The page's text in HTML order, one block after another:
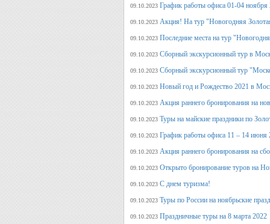
09.10.2023 График работы офиса 01-04 ноября
09.10.2023 Акция! На тур "Новогодняя
09.10.2023 Последние места на тур
09.10.2023 Сборный экскурсионный тур в
09.10.2023 Сборный экскурсионный тур
09.10.2023 Новый год и Рождество 2021 в
09.10.2023 Акция раннего бронирования на
09.10.2023 Туры на майские праздники по
09.10.2023 График работы офиса 11 – 14 июня
09.10.2023 Акция раннего бронирования на
09.10.2023 Открыто бронирование туров на
09.10.2023 С днем туризма!
09.10.2023 Туры по России на ноябрьские
09.10.2023 Праздничные туры на 8 марта 2022